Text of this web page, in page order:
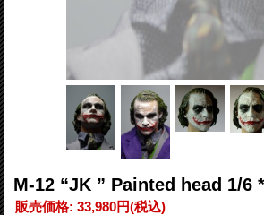
M-12 “JK ” Painted head 1/6
販売価格: 33,980円(税込)